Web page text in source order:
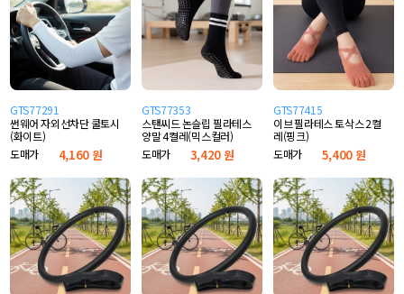
GTS77291
썬웨어 자외선차단 쿨토시
(화이트)
도매가
4,160 원
GTS77353
스탠씨드 논슬립 필라테스
양말 4켤레(믹스컬러)
도매가
3,420 원
GTS77415
이브 필라테스 토삭스 2켤
레(핑크)
도매가
5,400 원